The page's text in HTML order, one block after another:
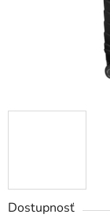
Dostupnosť